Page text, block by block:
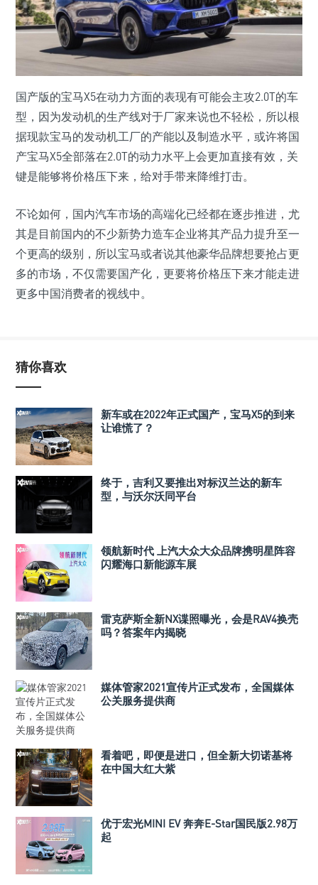
国产版的宝马X5在动力方面的表现有可能会主攻2.0T的车
型，因为发动机的生产线对于厂家来说也不轻松，所以根
据现款宝马的发动机工厂的产能以及制造水平，或许将国
产宝马X5全部落在2.0T的动力水平上会更加直接有效，关
键是能够将价格压下来，给对手带来降维打击。
不论如何，国内汽车市场的高端化已经都在逐步推进，尤
其是目前国内的不少新势力造车企业将其产品力提升至一
个更高的级别，所以宝马或者说其他豪华品牌想要抢占更
多的市场，不仅需要国产化，更要将价格压下来才能走进
更多中国消费者的视线中。
猜你喜欢
新车或在2022年正式国产，宝马X5的到来
让谁慌了？
终于，吉利又要推出对标汉兰达的新车
型，与沃尔沃同平台
领航新时代 上汽大众大众品牌携明星阵容
闪耀海口新能源车展
雷克萨斯全新NX谍照曝光，会是RAV4换壳
吗？答案年内揭晓
媒体管家2021宣传片正式发布，全国媒体
公关服务提供商
看着吧，即便是进口，但全新大切诺基将
在中国大红大紫
优于宏光MINI EV 奔奔E-Star国民版2.98万
起